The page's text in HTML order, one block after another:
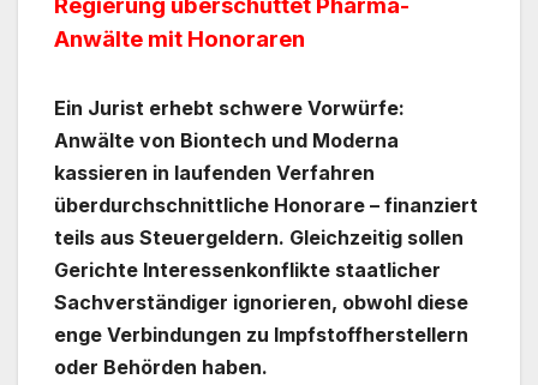
Regierung überschüttet Pharma-
Anwälte mit Honoraren
Ein Jurist erhebt schwere Vorwürfe:
Anwälte von Biontech und Moderna
kassieren in laufenden Verfahren
überdurchschnittliche Honorare – finanziert
teils aus Steuergeldern. Gleichzeitig sollen
Gerichte Interessenkonflikte staatlicher
Sachverständiger ignorieren, obwohl diese
enge Verbindungen zu Impfstoffherstellern
oder Behörden haben.